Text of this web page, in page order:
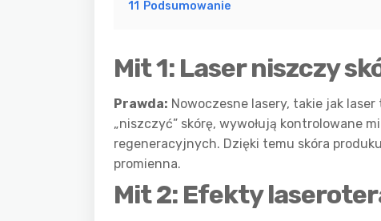
11
Podsumowanie
Mit 1: Laser niszczy
Prawda: Nowoczesne lasery, takie jak
„niszczyć” skórę, wywołują kontrolowane
regeneracyjnych. Dzięki temu skóra
promienna.
Mit 2: Efekty